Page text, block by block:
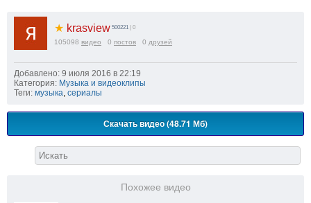
★ krasview 500221 | 0
105098 видео 0 постов 0 друзей
Добавлено: 9 июля 2016 в 22:19
Категория: Музыка и видеоклипы
Теги: музыка, сериалы
Скачать видео (48.71 Мб)
Похожее видео